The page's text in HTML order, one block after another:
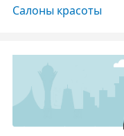
Салоны красоты